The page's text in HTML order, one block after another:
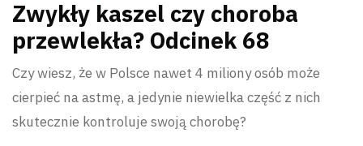
Zwykły kaszel czy choroba
przewlekła? Odcinek 68
Czy wiesz, że w Polsce nawet 4 miliony osób może
cierpieć na astmę, a jedynie niewielka część z nich
skutecznie kontroluje swoją chorobę?